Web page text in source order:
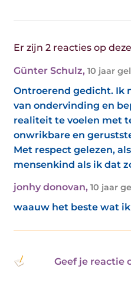
Er zijn 2 reacties op
Günter Schulz, 10 jaar
Ontroerend gedicht. Ik
van ondervinding en
realiteit te voelen met
onwrikbare en
Met respect gelezen,
mensenkind als ik dat
jonhy donovan, 10 jaar
waauw het beste wat
Geef je reactie